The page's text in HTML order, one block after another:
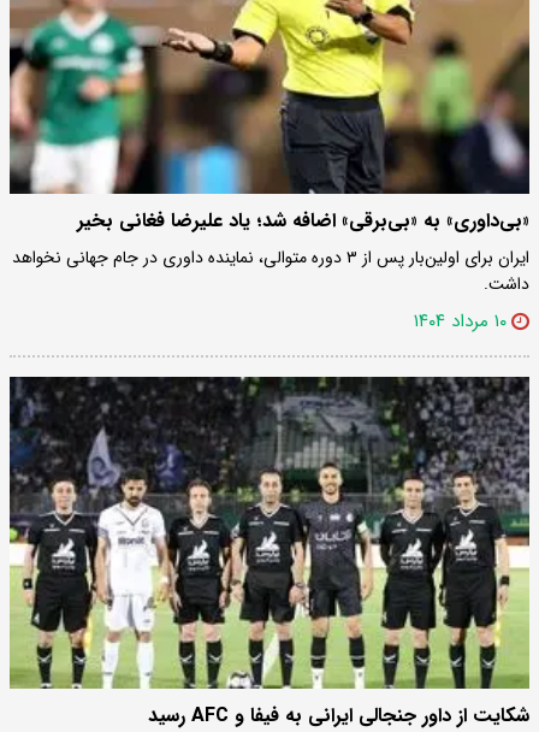
«بی‌داوری» به «بی‌برقی» اضافه شد؛ یاد علیرضا فغانی بخیر
ایران برای اولین‌بار پس از ۳ دوره متوالی، نماینده داوری در جام جهانی نخواهد
داشت.
۱۰ مرداد ۱۴۰۴
شکایت از داور جنجالی ایرانی به فیفا و AFC رسید